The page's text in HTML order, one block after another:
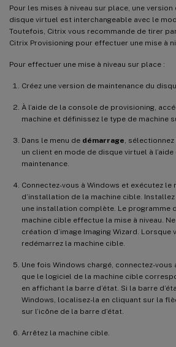
Pour les mises à niveau sur place, une version
disque virtuel est interchangeable avec le
Toutefois, Citrix vous recommande de tirer
Citrix Provisioning pour effectuer une mise à
Pour effectuer une mise à niveau sur place :
Créez une version de maintenance du
À l’aide de la console de provisioning,
machine et définissez le type de machine
Dans le menu de démarrage , sélectionnez
un client en mode de disque virtuel à
maintenance.
Connectez-vous à Windows et exécutez le
d’installation de la machine cible.
une installation complète. Le programme
machine cible effectue la mise à niveau.
création d’image Imaging Wizard. Lorsque
redémarrez la machine cible.
Une fois Windows chargé, connectez-vous
que le logiciel de la machine cible
en affichant la barre d’état. Si la barre
Windows, localisez-la en cliquant sur la
sur l’icône de la barre d’état.
Arrêtez la machine cible.